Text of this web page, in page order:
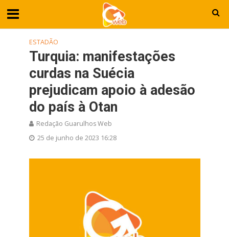
ESTADÃO
Turquia: manifestações
curdas na Suécia
prejudicam apoio à adesão
do país à Otan
Redação Guarulhos Web
25 de junho de 2023 16:28